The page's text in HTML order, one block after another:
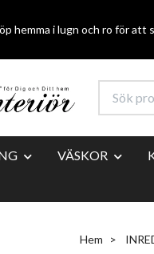
hemma i lugn och ro för att
VÄSKOR
Hem